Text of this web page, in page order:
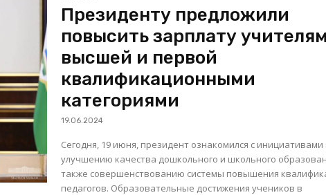
Президенту предложили
повысить зарплату
высшей и первой
квалификационными
категориями
19.06.2024
Сегодня, 19 июня, президент ознакомился с инициативами
улучшению качества дошкольного и школьного
также совершенствованию системы повышения
педагогов. Образовательные достижения учеников в